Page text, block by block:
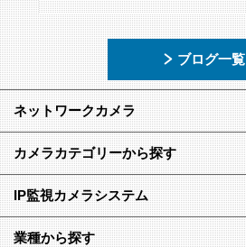
ブログ一覧
ネットワークカメラ
カメラカテゴリーから探す
IP監視カメラシステム
業種から探す